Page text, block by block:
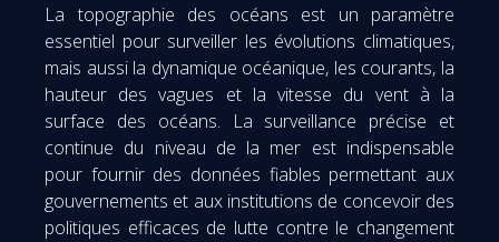
La topographie des océans est un paramètre
essentiel pour surveiller les évolutions climatiques,
mais aussi la dynamique océanique, les courants, la
hauteur des vagues et la vitesse du vent à la
surface des océans. La surveillance précise et
continue du niveau de la mer est indispensable
pour fournir des données fiables permettant aux
gouvernements et aux institutions de concevoir des
politiques efficaces de lutte contre le changement